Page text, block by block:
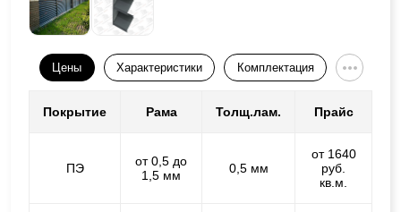
Цены Характеристики Комплектация
Покрытие Рама Толщ.лам. Прайс
ПЭ
от 0,5 до
1,5 мм
0,5 мм
от 1640
руб.
кв.м.